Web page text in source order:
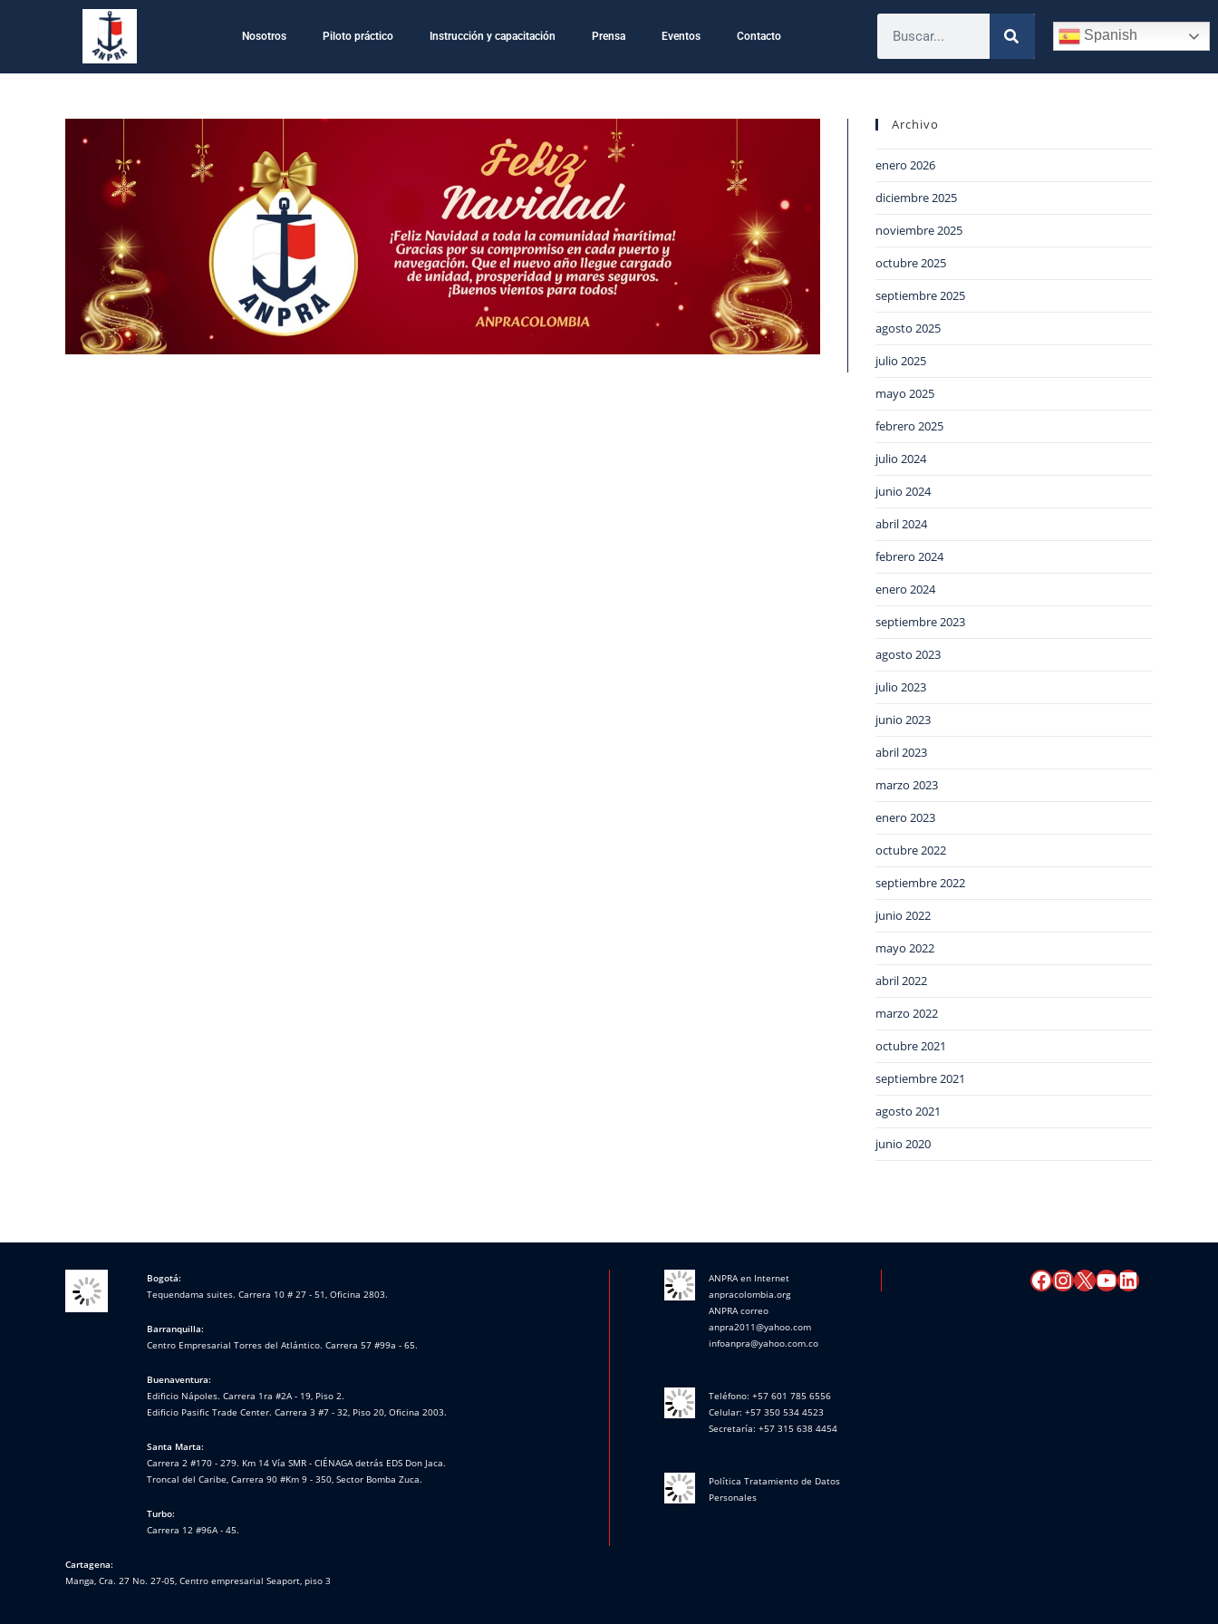
Nosotros Piloto práctico Instrucción y capacitación Prensa Eventos Contacto Spanish
Archivo
enero 2026
diciembre 2025
noviembre 2025
octubre 2025
septiembre 2025
agosto 2025
julio 2025
mayo 2025
febrero 2025
julio 2024
junio 2024
abril 2024
febrero 2024
enero 2024
septiembre 2023
agosto 2023
julio 2023
junio 2023
abril 2023
marzo 2023
enero 2023
octubre 2022
septiembre 2022
junio 2022
mayo 2022
abril 2022
marzo 2022
octubre 2021
septiembre 2021
agosto 2021
junio 2020
Bogotá:
Tequendama suites. Carrera 10 # 27 - 51, Oficina 2803.
Barranquilla:
Centro Empresarial Torres del Atlántico. Carrera 57 #99a - 65.
Buenaventura:
Edificio Nápoles. Carrera 1ra #2A - 19, Piso 2.
Edificio Pasific Trade Center. Carrera 3 #7 - 32, Piso 20, Oficina 2003.
Santa Marta:
Carrera 2 #170 - 279. Km 14 Vía SMR - CIÉNAGA detrás EDS Don Jaca.
Troncal del Caribe, Carrera 90 #Km 9 - 350, Sector Bomba Zuca.
Turbo:
Carrera 12 #96A - 45.
Cartagena:
Manga, Cra. 27 No. 27-05, Centro empresarial Seaport, piso 3
ANPRA en Internet
anpracolombia.org
ANPRA correo
anpra2011@yahoo.com
infoanpra@yahoo.com.co
Teléfono: +57 601 785 6556
Celular: +57 350 534 4523
Secretaría: +57 315 638 4454
Política Tratamiento de Datos
Personales